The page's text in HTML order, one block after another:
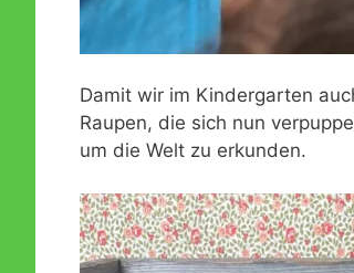
Damit wir im Kindergarten
Raupen, die sich nun
um die Welt zu erkunden.